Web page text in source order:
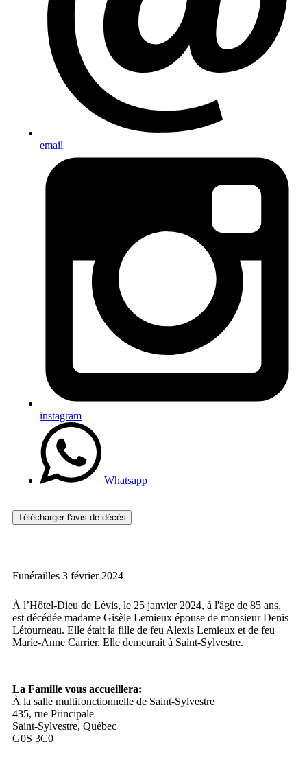
email
instagram
Whatsapp
Télécharger l'avis de décès
Funérailles 3 février 2024
À l’Hôtel-Dieu de Lévis, le 25 janvier 2024, à l'âge de 85 ans,
est décédée madame Gisèle Lemieux épouse de monsieur Denis
Létourneau. Elle était la fille de feu Alexis Lemieux et de feu
Marie-Anne Carrier. Elle demeurait à Saint-Sylvestre.
La Famille vous accueillera:
À la salle multifonctionnelle de Saint-Sylvestre
435, rue Principale
Saint-Sylvestre, Québec
G0S 3C0